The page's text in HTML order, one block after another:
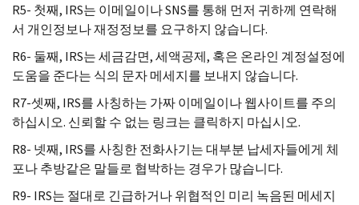
R5- 첫째, IRS는 이메일이나SNS를 통해 먼저 귀하께 연락해
서 개인정보나 재정정보를 요구하지 않습니다.
R6- 둘째, IRS는 세금감면, 세액공제, 혹은 온라인 계정설정에
도움을 준다는 식의 문자 메세지를 보내지 않습니다.
R7-셋째, IRS를 사칭하는 가짜 이메일이나 웹사이트를 주의
하십시오. 신뢰할 수 없는 링크는 클릭하지 마십시오.
R8- 넷째, IRS를 사칭한 전화사기는 대부분 납세자들에게 체
포나 추방같은 말들로 협박하는 경우가 많습니다.
R9- IRS는 절대로 긴급하거나 위협적인 미리 녹음된 메세지